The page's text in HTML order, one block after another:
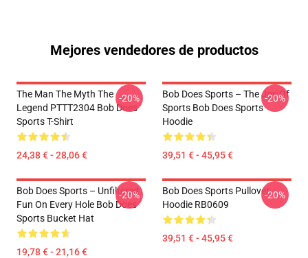
Mejores vendedores de productos
The Man The Myth The
Legend PTTT2304 Bob Does
Sports T-Shirt
24,38 € - 28,06 €
-20%
Bob Does Sports – The Joy Of
Sports Bob Does Sports
Hoodie
39,51 € - 45,95 €
-20%
Bob Does Sports – Unfiltered
Fun On Every Hole Bob Does
Sports Bucket Hat
19,78 € - 21,16 €
-20%
Bob Does Sports Pullover
Hoodie RB0609
39,51 € - 45,95 €
-20%